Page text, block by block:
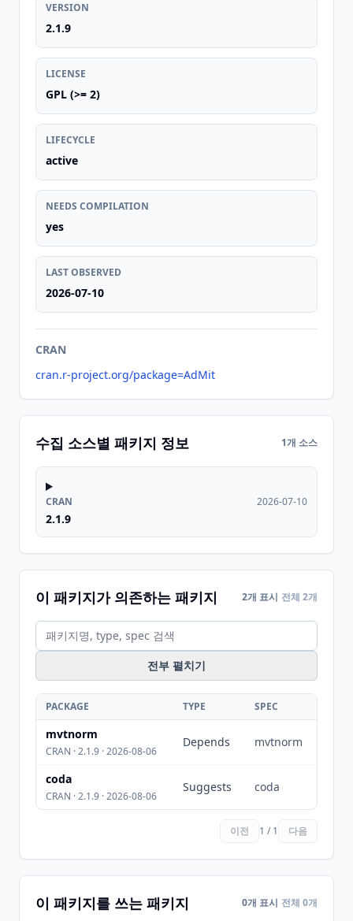
VERSION
2.1.9
LICENSE
GPL (>= 2)
LIFECYCLE
active
NEEDS COMPILATION
yes
LAST OBSERVED
2026-07-10
CRAN
cran.r-project.org/package=AdMit
수집 소스별 패키지 정보 1개 소스
CRAN
2.1.9
2026-07-10
이 패키지가 의존하는 패키지 2개 표시 전체 2개
전부 펼치기
PACKAGE TYPE SPEC
mvtnorm
CRAN · 2.1.9 · 2026-08-06
Depends mvtnorm
coda
CRAN · 2.1.9 · 2026-08-06
Suggests coda
이전 1 / 1 다음
이 패키지를 쓰는 패키지 0개 표시 전체 0개